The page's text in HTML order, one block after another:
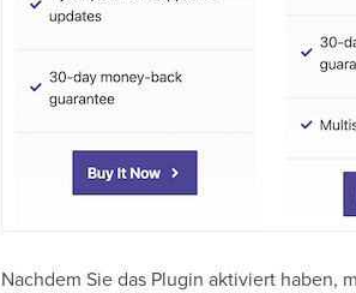
Nachdem Sie das Plugin aktiviert haben,